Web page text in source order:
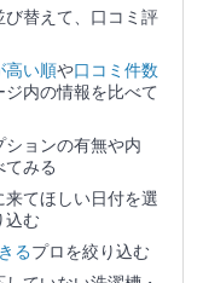
び替えて、口コミ評
高い順や口コミ件数
内の情報を比べて
ションの有無や内
てみる
来てほしい日付を選
込む
るプロを絞り込む